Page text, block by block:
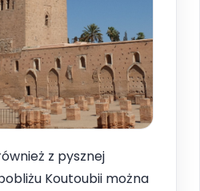
z pysznej
Koutoubii można